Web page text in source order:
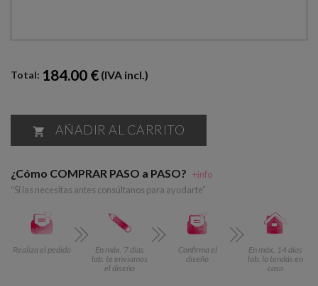
Total: 184.00 € (IVA incl.)
 AÑADIR AL CARRITO
¿Cómo COMPRAR PASO a PASO? +info
“Si las necesitas antes consúltanos para ayudarte”
Realiza el pedido
En máx. 7 días
lab. te enviamos
el diseño
Confirma el
diseño
En máx. 14 días
lab. lo tendás en
casa